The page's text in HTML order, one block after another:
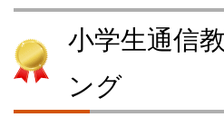
小学生通信
ング